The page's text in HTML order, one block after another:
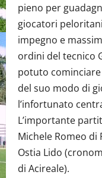
pieno per
giocatori
impegno e
ordini del tecnico
potuto
del suo modo di
l’infortunato
L’importante
Michele Romeo di
Ostia Lido
di Acireale).